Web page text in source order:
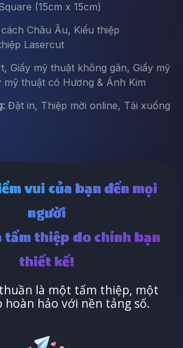
(15cm x 15cm)
Châu Âu, Kiểu thiệp
Lasercut
Giấy mỹ thuật không gân, Giấy mỹ
mỹ thuật có Hương & Ánh Kim
Đặt in, Thiệp mời online, Tải xuống
vui của bạn đến mọi
người
tấm thiệp do chính bạn
thiết kế!
là một tấm thiệp, một
hoàn hảo với nền tảng số.